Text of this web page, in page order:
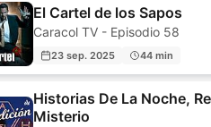
El Cartel de los Sapos
Caracol TV - Episodio 58
23 sep. 2025 44 min
Historias De La Noche,
Misterio